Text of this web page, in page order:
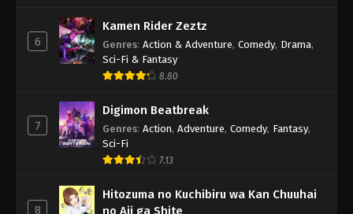
6
Kamen Rider Zeztz
Genres: Action & Adventure, Comedy, Drama,
Sci-Fi & Fantasy
8.80
7
Digimon Beatbreak
Genres: Action, Adventure, Comedy, Fantasy,
Sci-Fi
7.13
8
Hitozuma no Kuchibiru wa Kan Chuuhai
no Aji ga Shite